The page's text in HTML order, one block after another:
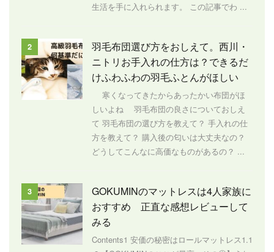
生活を手に入れられます。 この記事でわ ...
2
羽毛布団選び方をおしえて。西川・
ニトリお手入れの仕方は？できるだ
けふわふわの羽毛ふとんがほしい
寒くなってきたからあったかい布団がほ
しいよね 羽毛布団の良さについておしえ
て 羽毛布団の選び方を教えて？ 手入れの仕
方を教えて？ 購入後の匂いは大丈夫なの？
どうしてこんなに高価なものがあるの？ ...
3
GOKUMINのマットレスは4人家族に
おすすめ 正直な感想レビューして
みる
Contents1 安価の秘密はロールマットレス1.1